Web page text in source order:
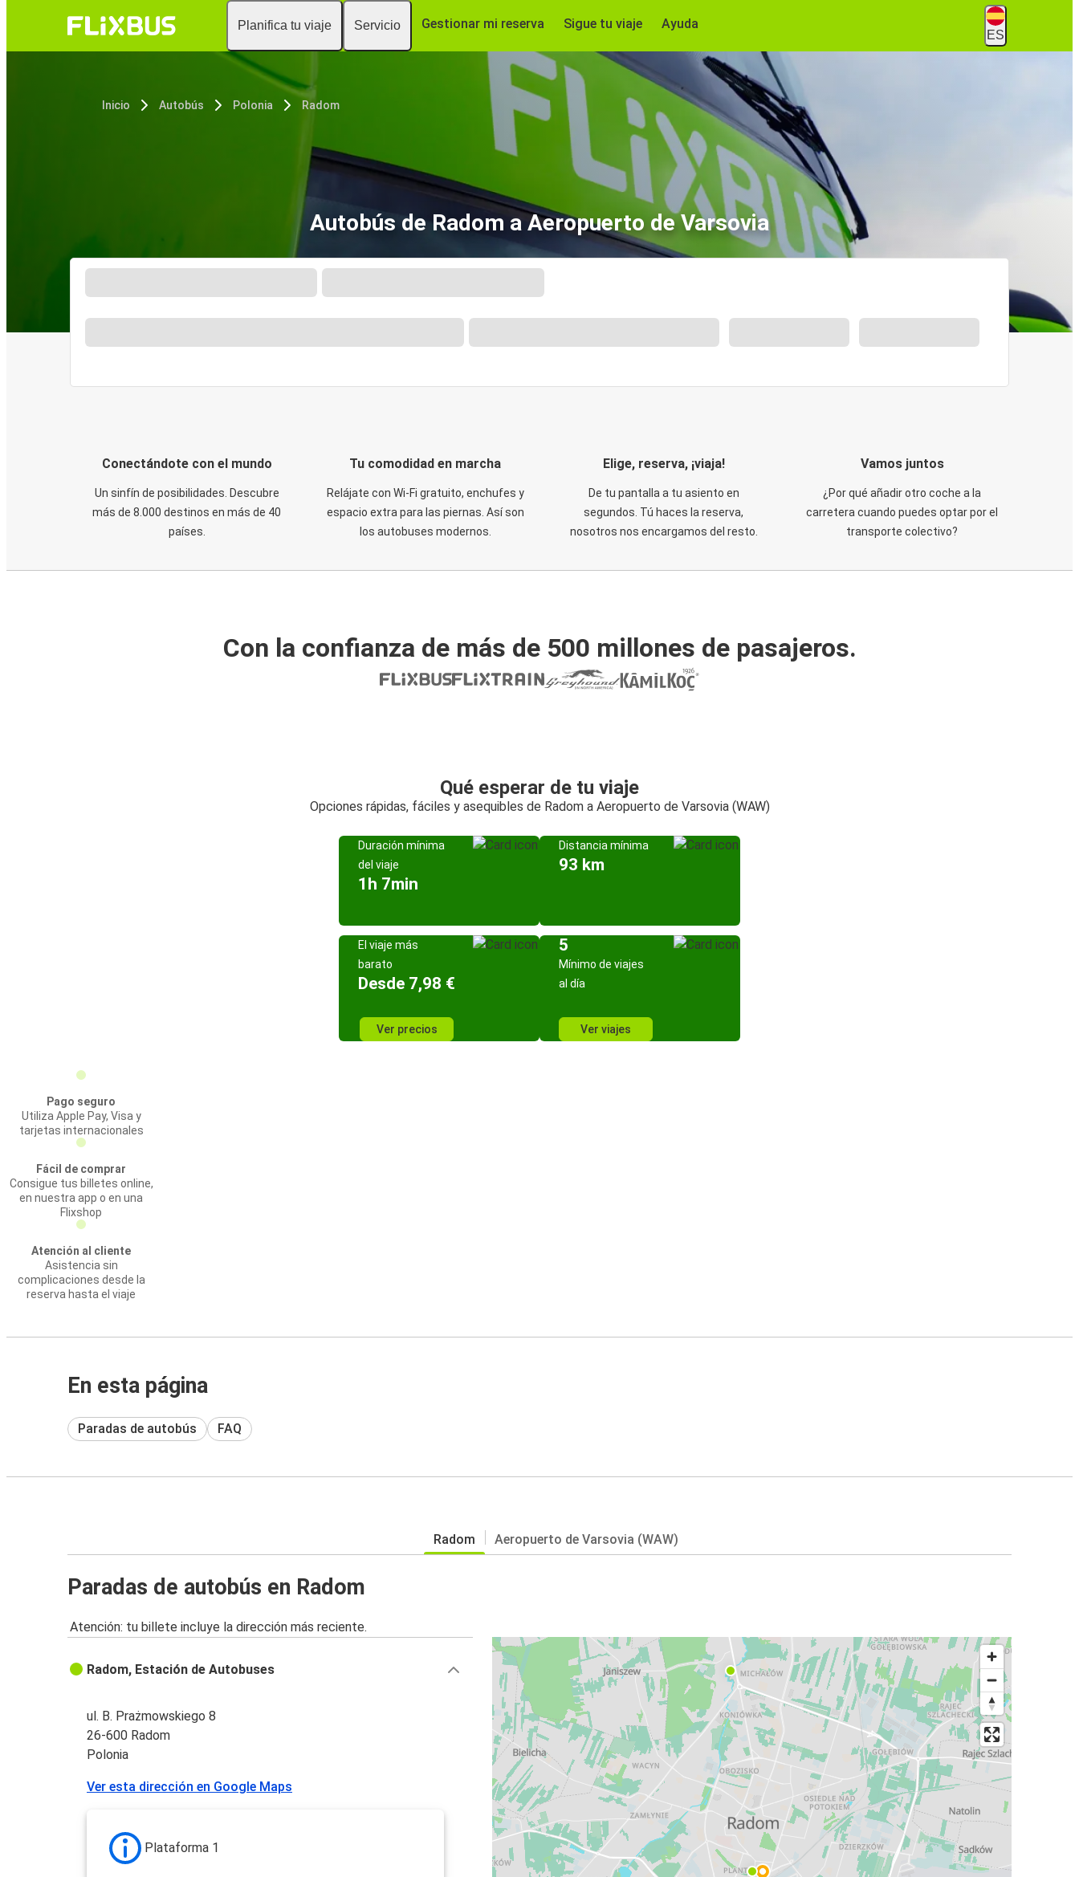
Planifica tu viaje Servicio Gestionar mi reserva Sigue tu viaje Ayuda
ES
Inicio Autobús Polonia Radom
Autobús de Radom a Aeropuerto de Varsovia
Conectándote con el mundo
Un sinfín de posibilidades. Descubre
más de 8.000 destinos en más de 40
países.
Tu comodidad en marcha
Relájate con Wi-Fi gratuito, enchufes y
espacio extra para las piernas. Así son
los autobuses modernos.
Elige, reserva, ¡viaja!
De tu pantalla a tu asiento en
segundos. Tú haces la reserva,
nosotros nos encargamos del resto.
Vamos juntos
¿Por qué añadir otro coche a la
carretera cuando puedes optar por el
transporte colectivo?
Con la confianza de más de 500 millones de pasajeros.
Qué esperar de tu viaje
Opciones rápidas, fáciles y asequibles de Radom a Aeropuerto de Varsovia (WAW)
Duración mínima
del viaje
1h 7min
Distancia mínima
93 km
El viaje más
barato
Desde 7,98 €
Ver precios
5
Mínimo de viajes
al día
Ver viajes
Pago seguro
Utiliza Apple Pay, Visa y
tarjetas internacionales
Fácil de comprar
Consigue tus billetes online,
en nuestra app o en una
Flixshop
Atención al cliente
Asistencia sin
complicaciones desde la
reserva hasta el viaje
En esta página
Paradas de autobús FAQ
Radom Aeropuerto de Varsovia (WAW)
Paradas de autobús en Radom
Atención: tu billete incluye la dirección más reciente.
Radom, Estación de Autobuses
ul. B. Prażmowskiego 8
26-600 Radom
Polonia
Ver esta dirección en Google Maps
Plataforma 1